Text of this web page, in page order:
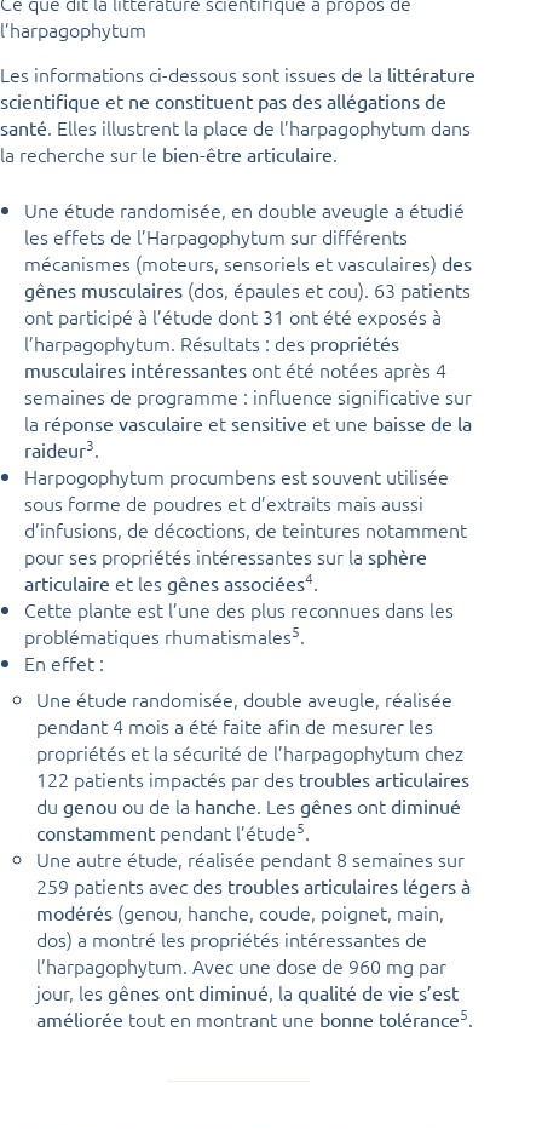
l’harpagophytum
Les informations ci-dessous sont issues de la littérature
scientifique et ne constituent pas des allégations de
santé. Elles illustrent la place de l’harpagophytum dans
la recherche sur le bien-être articulaire.
Une étude randomisée, en double aveugle a étudié
les effets de l’Harpagophytum sur différents
mécanismes (moteurs, sensoriels et vasculaires) des
gênes musculaires (dos, épaules et cou). 63 patients
ont participé à l’étude dont 31 ont été exposés à
l’harpagophytum. Résultats : des propriétés
musculaires intéressantes ont été notées après 4
semaines de programme : influence significative sur
la réponse vasculaire et sensitive et une baisse de la
raideur3.
Harpogophytum procumbens est souvent utilisée
sous forme de poudres et d’extraits mais aussi
d’infusions, de décoctions, de teintures notamment
pour ses propriétés intéressantes sur la sphère
articulaire et les gênes associées4.
Cette plante est l’une des plus reconnues dans les
problématiques rhumatismales5.
En effet :
Une étude randomisée, double aveugle, réalisée
pendant 4 mois a été faite afin de mesurer les
propriétés et la sécurité de l’harpagophytum chez
122 patients impactés par des troubles articulaires
du genou ou de la hanche. Les gênes ont diminué
constamment pendant l’étude5.
Une autre étude, réalisée pendant 8 semaines sur
259 patients avec des troubles articulaires légers à
modérés (genou, hanche, coude, poignet, main,
dos) a montré les propriétés intéressantes de
l’harpagophytum. Avec une dose de 960 mg par
jour, les gênes ont diminué, la qualité de vie s’est
améliorée tout en montrant une bonne tolérance5.